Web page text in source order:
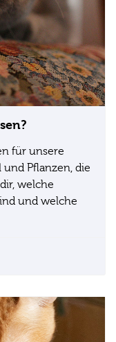
für unsere
und Pflanzen, die
welche
und welche